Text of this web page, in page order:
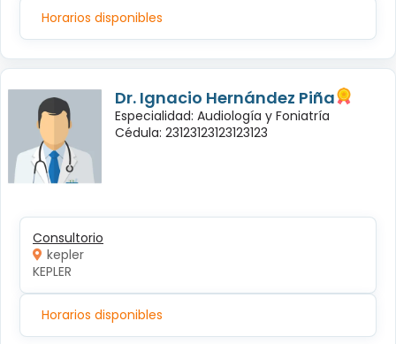
Horarios disponibles
Dr. Ignacio Hernández Piña
Especialidad: Audiología y Foniatría
Cédula: 23123123123123123
Consultorio
kepler
KEPLER
Horarios disponibles